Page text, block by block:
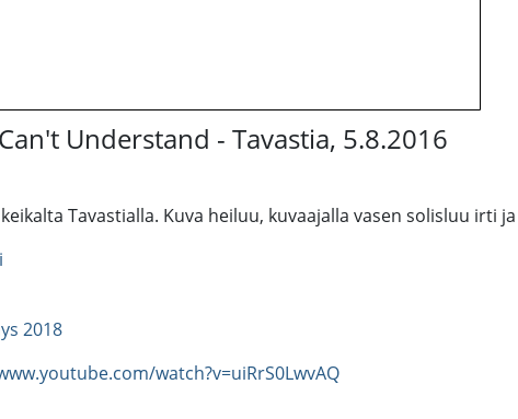
Understand - Tavastia, 5.8.2016
Tavastialla. Kuva heiluu, kuvaajalla vasen solisluu irti
2018
watch?v=uiRrS0LwvAQ